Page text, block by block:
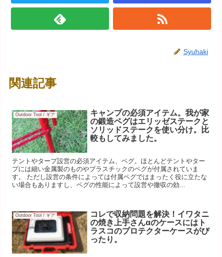
Syuhaki
関連記事
Outdoor Tool / ギア
キャンプの必須アイテム。我が家
の鍛造ペグはエリッゼステークと
ソリッドステークを使い分け。比
較もしてみました。
テントやタープ設営の必須アイテム、ペグ。ほとんどテントやター
プには細い金属製のものやプラスチックのペグが付属されていま
す。 ただし設営の条件によっては付属ペグではまったく役に立たな
い場合もありますし、ペグの性能によって設営や撤収の効...
Outdoor Tool / ギア
コレで収納問題を解決！イワタニ
の焼き上手さんαのケースにはト
ラスコのプロテクターケースがぴ
ったり。